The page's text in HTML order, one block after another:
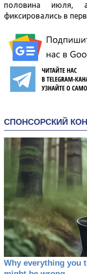
половина июля, а
фиксировались в